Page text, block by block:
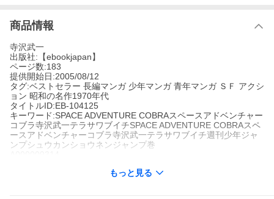
商品情報
寺沢武一
出版社:【ebookjapan】
ページ数:183
提供開始日:2005/08/12
タグ:ベストセラー 長編マンガ 少年マンガ 青年マンガ ＳＦ アクシ
ョン 昭和の名作1970年代
タイトルID:EB-104125
キーワード:SPACE ADVENTURE COBRAスペースアドベンチャー
コブラ寺沢武一テラサワブイチSPACE ADVENTURE COBRAスペ
ースアドベンチャーコブラ寺沢武一テラサワブイチ週刊少年ジャ
ンプシュウカンショウネンジャンプ巻
もっと見る